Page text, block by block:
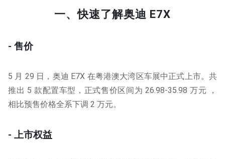
一、快速了解奥迪 E7X
- 售价
5 月 29 日，奥迪 E7X 在粤港澳大湾区车展中正式上市。共
推出 5 款配置车型，正式售价区间为 26.98-35.98 万元 ，
相比预售价格全系下调 2 万元。
- 上市权益